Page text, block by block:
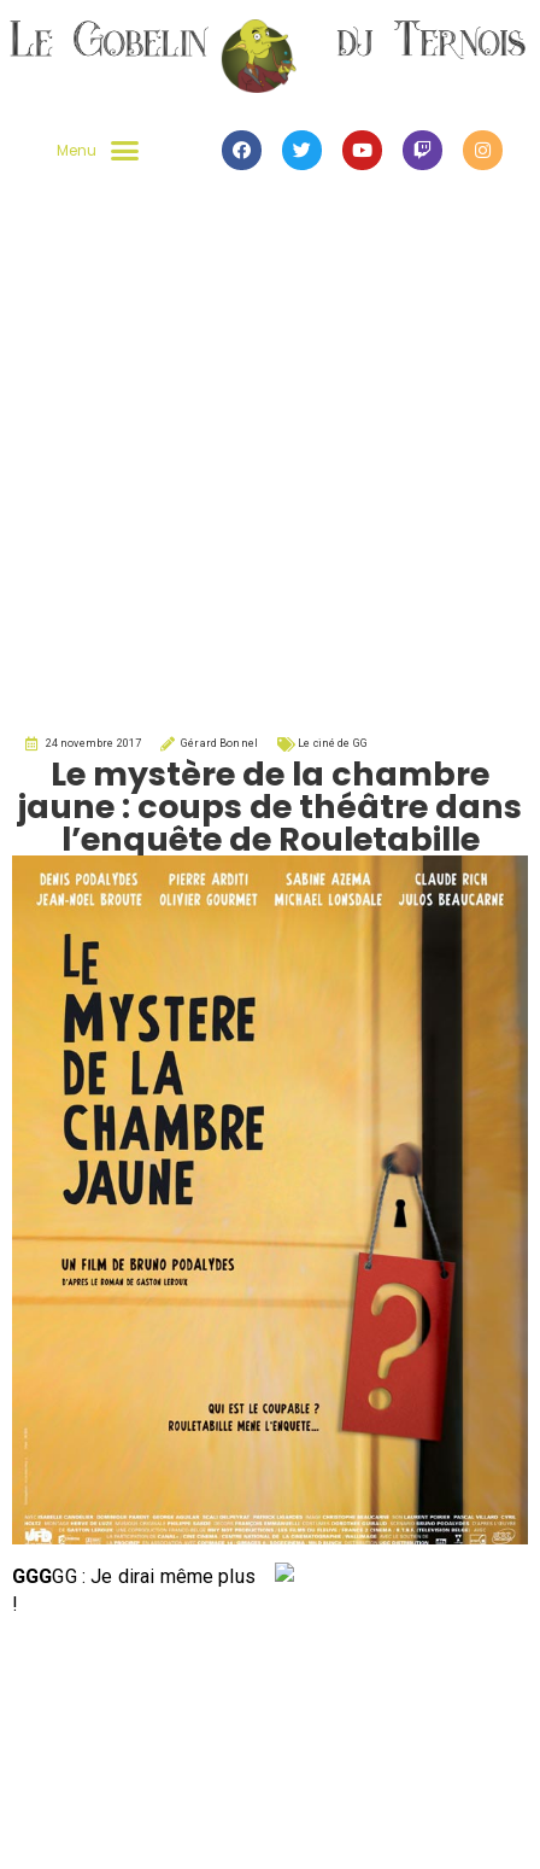
Le mystère de la chambre
jaune : coups de théâtre dans
l’enquête de Rouletabille
24 novembre 2017 Gérard Bonnel Le ciné de GG
GGGGG : Je dirai même plus
!